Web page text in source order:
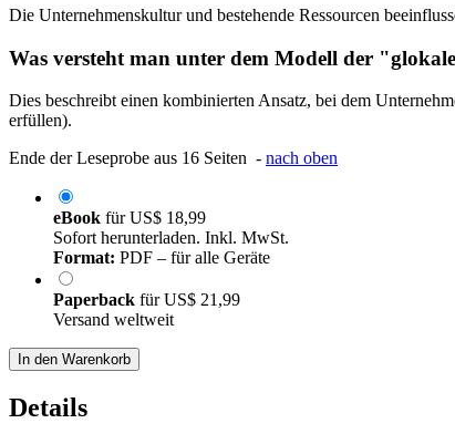
Die Unternehmenskultur und bestehende Ressourcen
Was versteht man unter dem Modell der
Dies beschreibt einen kombinierten Ansatz, bei dem
erfüllen).
Ende der Leseprobe aus 16 Seiten - nach oben
eBook fürUS$ 18,99
Sofort herunterladen. Inkl. MwSt.
Format: PDF – für alle Geräte
Paperback fürUS$ 21,99
Versand weltweit
In den Warenkorb
Details